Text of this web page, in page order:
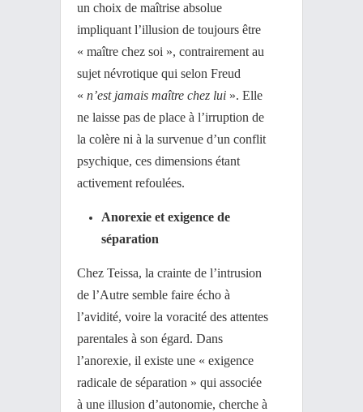
un choix de maîtrise absolue
impliquant l’illusion de toujours être
« maître chez soi », contrairement au
sujet névrotique qui selon Freud
« n’est jamais maître chez lui ». Elle
ne laisse pas de place à l’irruption de
la colère ni à la survenue d’un conflit
psychique, ces dimensions étant
activement refoulées.
Anorexie et exigence de
séparation
Chez Teissa, la crainte de l’intrusion
de l’Autre semble faire écho à
l’avidité, voire la voracité des attentes
parentales à son égard. Dans
l’anorexie, il existe une « exigence
radicale de séparation » qui associée
à une illusion d’autonomie, cherche à